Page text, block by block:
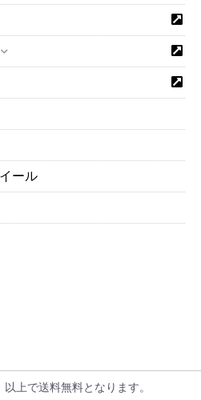
ール
上で送料無料となります。